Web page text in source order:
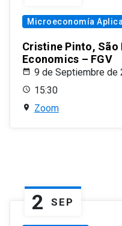
Microeconomía
Cristine Pinto,
Economics – FGV
9 de Septiembre de
15:30
Zoom
2 SEP